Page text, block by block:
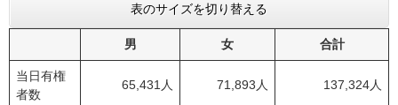
表のサイズを切り替える
男 女 合計
当日有権
者数
65,431人 71,893人 137,324人